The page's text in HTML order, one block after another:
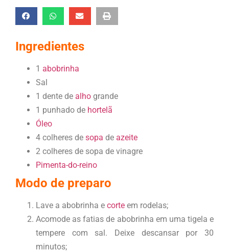
Ingredientes
1 abobrinha
Sal
1 dente de alho grande
1 punhado de hortelã
Óleo
4 colheres de sopa de azeite
2 colheres de sopa de vinagre
Pimenta-do-reino
Modo de preparo
Lave a abobrinha e corte em rodelas;
Acomode as fatias de abobrinha em uma tigela e
tempere com sal. Deixe descansar por 30
minutos;